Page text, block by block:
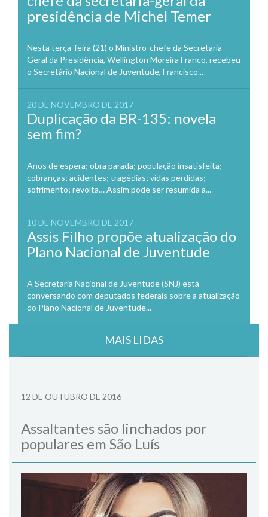
presidência de Michel Temer
Nesta terça-feira (21) o Ministro-chefe da Secretaria-
Geral da Presidência, Wellington Moreira Franco, recebeu
o Secretário Nacional de Juventude, Francisco...
20 DE NOVEMBRO DE 2017
Duplicação da BR-135: novela
sem fim?
Anos de espera; obra parada; população insatisfeita;
cobranças; acidentes; tragédias; vidas perdidas;
sofrimento; revolta… Assim pode ser resumida a...
10 DE NOVEMBRO DE 2017
Assis Filho propõe atualização do
Plano Nacional de Juventude
A Secretaria Nacional de Juventude (SNJ) está
conversando com deputados federais sobre a atualização
do Plano Nacional de Juventude...
MAIS LIDAS
12 DE OUTUBRO DE 2016
Assaltantes são linchados por
populares em São Luís